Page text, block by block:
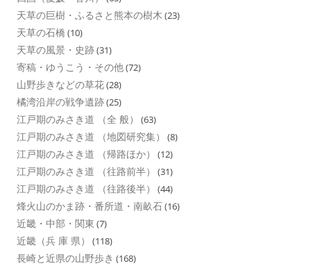
天草の巨樹・ふるさと熊本の樹木 (23)
天草の石橋 (10)
天草の風景・史跡(31)
寄稿・ゆうこう・その他(72)
山野歩きなどの草花(28)
橘湾沿岸の戦争遺跡(25)
江戸期のみさき道 （全 般） (63)
江戸期のみさき道 （地図研究集） (8)
江戸期のみさき道 （帰路ほか） (12)
江戸期のみさき道 （往路前半） (31)
江戸期のみさき道 （往路後半） (44)
烽火山のかま跡・番所道・南畝石(16)
近畿・中部・関東 (7)
近畿（兵 庫 県） (118)
長崎と近県の山野歩き (168)